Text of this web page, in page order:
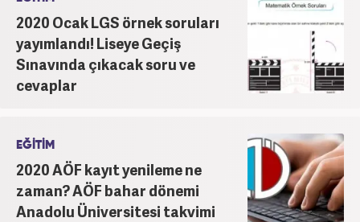
2020 Ocak LGS örnek soruları
yayımlandı! Liseye Geçiş
Sınavında çıkacak soru ve
cevaplar
EĞİTİM
2020 AÖF kayıt yenileme ne
zaman? AÖF bahar dönemi
Anadolu Üniversitesi takvimi